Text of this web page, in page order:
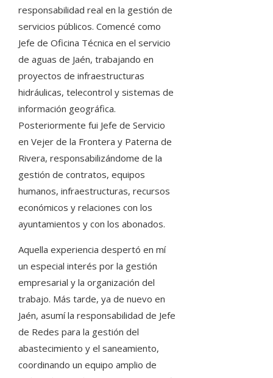
responsabilidad real en la gestión de
servicios públicos. Comencé como
Jefe de Oficina Técnica en el servicio
de aguas de Jaén, trabajando en
proyectos de infraestructuras
hidráulicas, telecontrol y sistemas de
información geográfica.
Posteriormente fui Jefe de Servicio
en Vejer de la Frontera y Paterna de
Rivera, responsabilizándome de la
gestión de contratos, equipos
humanos, infraestructuras, recursos
económicos y relaciones con los
ayuntamientos y con los abonados.
Aquella experiencia despertó en mí
un especial interés por la gestión
empresarial y la organización del
trabajo. Más tarde, ya de nuevo en
Jaén, asumí la responsabilidad de Jefe
de Redes para la gestión del
abastecimiento y el saneamiento,
coordinando un equipo amplio de